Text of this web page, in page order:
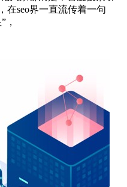
在seo界一直流传着一句
，